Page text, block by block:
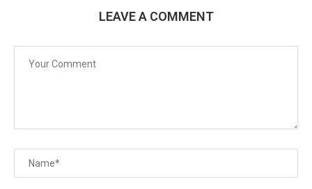
LEAVE A COMMENT